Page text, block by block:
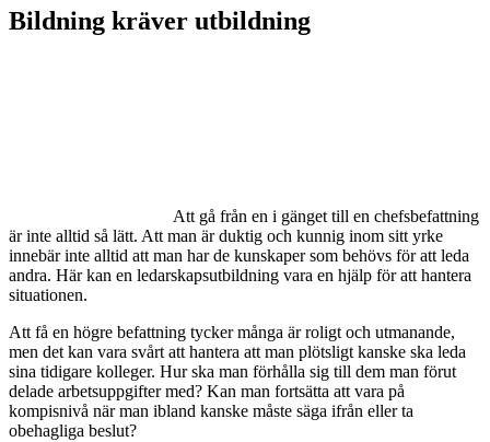
Bildning kräver utbildning
Att gå från en i gänget till en chefsbefattning
är inte alltid så lätt. Att man är duktig och kunnig inom sitt yrke
innebär inte alltid att man har de kunskaper som behövs för att leda
andra. Här kan en ledarskapsutbildning vara en hjälp för att hantera
situationen.
Att få en högre befattning tycker många är roligt och utmanande,
men det kan vara svårt att hantera att man plötsligt kanske ska leda
sina tidigare kolleger. Hur ska man förhålla sig till dem man förut
delade arbetsuppgifter med? Kan man fortsätta att vara på
kompisnivå när man ibland kanske måste säga ifrån eller ta
obehagliga beslut?